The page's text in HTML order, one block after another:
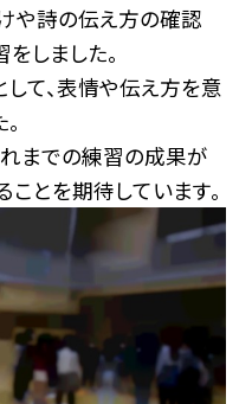
や詩の伝え方の確認
しました。
て、表情や伝え方を意
までの練習の成果が
とを期待しています。